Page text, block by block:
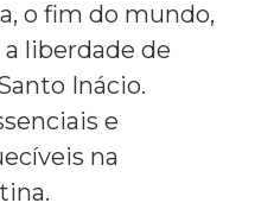
o fim do mundo,
liberdade de
Inácio.
e
na